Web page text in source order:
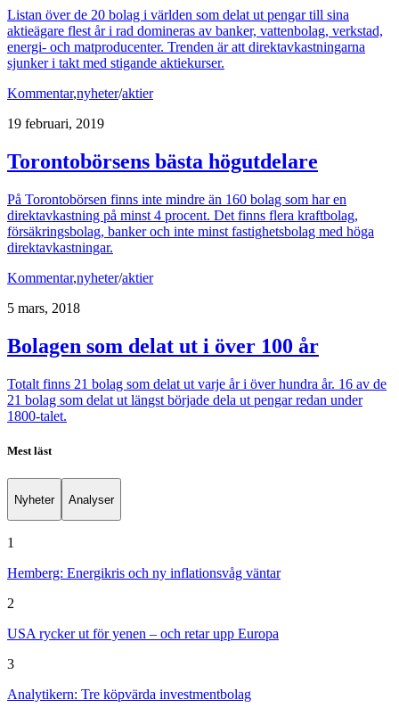
Listan över de 20 bolag i världen som delat ut pengar till sina
aktieägare flest år i rad domineras av banker, vattenbolag, verkstad,
energi- och matproducenter. Trenden är att direktavkastningarna
sjunker i takt med stigande aktiekurser.
Kommentar,nyheter/aktier
19 februari, 2019
Torontobörsens bästa högutdelare
På Torontobörsen finns inte mindre än 160 bolag som har en
direktavkastning på minst 4 procent. Det finns flera kraftbolag,
försäkringsbolag, banker och inte minst fastighetsbolag med höga
direktavkastningar.
Kommentar,nyheter/aktier
5 mars, 2018
Bolagen som delat ut i över 100 år
Totalt finns 21 bolag som delat ut varje år i över hundra år. 16 av de
21 bolag som delat ut längst började dela ut pengar redan under
1800-talet.
Mest läst
Nyheter Analyser
1
Hemberg: Energikris och ny inflationsvåg väntar
2
USA rycker ut för yenen – och retar upp Europa
3
Analytikern: Tre köpvärda investmentbolag